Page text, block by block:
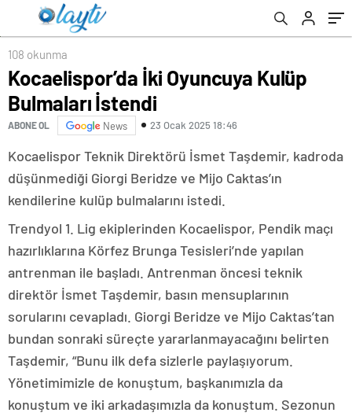
108 okunma
Kocaelispor’da İki Oyuncuya Kulüp
Bulmaları İstendi
ABONE OL News 23 Ocak 2025 18:46
Kocaelispor Teknik Direktörü İsmet Taşdemir, kadroda
düşünmediği Giorgi Beridze ve Mijo Caktas’ın
kendilerine kulüp bulmalarını istedi.
Trendyol 1. Lig ekiplerinden Kocaelispor, Pendik maçı
hazırlıklarına Körfez Brunga Tesisleri’nde yapılan
antrenman ile başladı. Antrenman öncesi teknik
direktör İsmet Taşdemir, basın mensuplarının
sorularını cevapladı. Giorgi Beridze ve Mijo Caktas’tan
bundan sonraki süreçte yararlanmayacağını belirten
Taşdemir, “Bunu ilk defa sizlerle paylaşıyorum.
Yönetimimizle de konuştum, başkanımızla da
konuştum ve iki arkadaşımızla da konuştum. Sezonun